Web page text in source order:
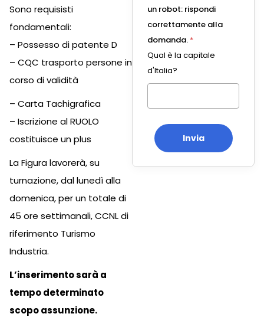
Sono requisisti
fondamentali:
– Possesso di patente D
– CQC trasporto persone in
corso di validità
– Carta Tachigrafica
– Iscrizione al RUOLO
costituisce un plus
La Figura lavorerà, su
turnazione, dal lunedì alla
domenica, per un totale di
45 ore settimanali, CCNL di
riferimento Turismo
Industria.
L’inserimento sarà a
tempo determinato
scopo assunzione.
un robot: rispondi
correttamente alla
domanda. *
Qual è la capitale
d'Italia?
Invia